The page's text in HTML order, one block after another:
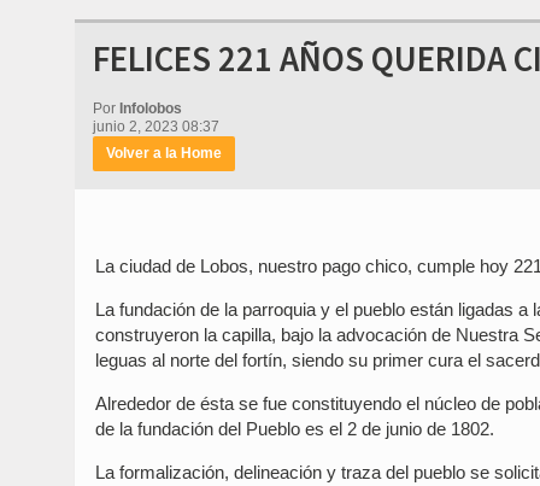
FELICES 221 AÑOS QUERIDA
Por Infolobos
junio 2, 2023 08:37
Volver a la Home
La ciudad de Lobos, nuestro pago chico, cumple hoy
La fundación de la parroquia y el pueblo están ligadas
construyeron la capilla, bajo la advocación de Nuestra
leguas al norte del fortín, siendo su primer cura el
Alrededor de ésta se fue constituyendo el núcleo de
de la fundación del Pueblo es el 2 de junio de 1802.
La formalización, delineación y traza del pueblo se